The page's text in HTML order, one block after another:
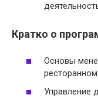
Кратко о
Основы
Управление